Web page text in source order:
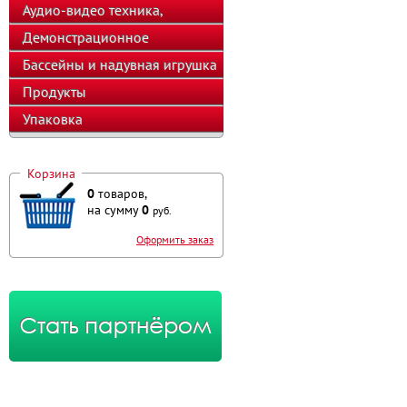
Аудио-видео техника,
телефоны, калькуляторы
Демонстрационное
оборудование
Бассейны и надувная игрушка
Продукты
Упаковка
Корзина
0 товаров,
на сумму0 руб.
Оформить заказ